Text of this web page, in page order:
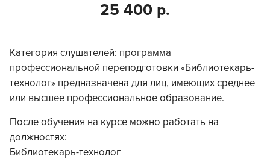
25 400 р.
Категория слушателей: программа
профессиональной переподготовки «Библиотекарь-
технолог» предназначена для лиц, имеющих среднее
или высшее профессиональное образование.
После обучения на курсе можно работать на
должностях:
Библиотекарь-технолог